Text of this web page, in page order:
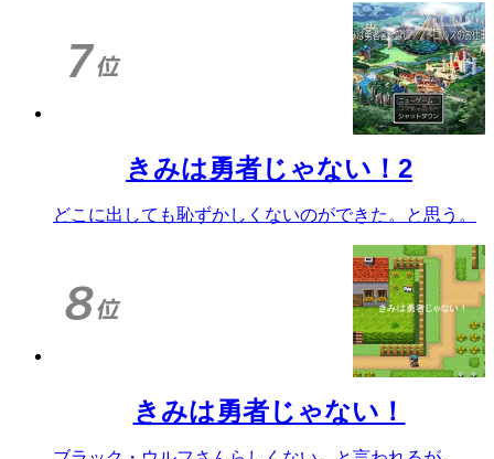
きみは勇者じゃない！2
どこに出しても恥ずかしくないのができた。と思う。
きみは勇者じゃない！